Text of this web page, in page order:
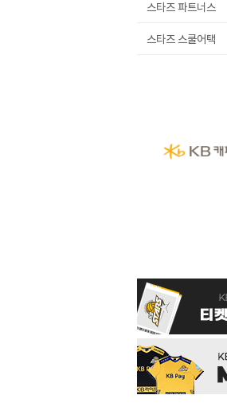
스타즈 파트너스
스타즈 스쿨어택